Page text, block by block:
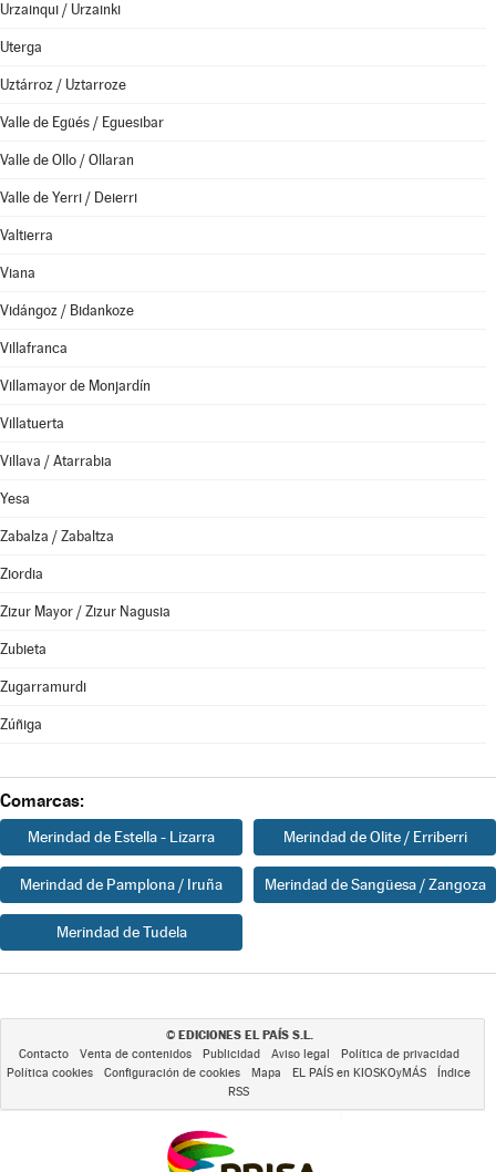
Urzainqui / Urzainki
Uterga
Uztárroz / Uztarroze
Valle de Egüés / Eguesibar
Valle de Ollo / Ollaran
Valle de Yerri / Deierri
Valtierra
Viana
Vidángoz / Bidankoze
Villafranca
Villamayor de Monjardín
Villatuerta
Villava / Atarrabia
Yesa
Zabalza / Zabaltza
Ziordia
Zizur Mayor / Zizur Nagusia
Zubieta
Zugarramurdi
Zúñiga
Comarcas:
Merindad de Estella - Lizarra Merindad de Olite / Erriberri
Merindad de Pamplona / Iruña Merindad de Sangüesa / Zangoza
Merindad de Tudela
© EDICIONES EL PAÍS S.L.
Contacto Venta de contenidos Publicidad Aviso legal
Política de privacidad
Política cookies
Configuración de cookies Mapa EL PAÍS en KIOSKOyMÁS
Índice
RSS